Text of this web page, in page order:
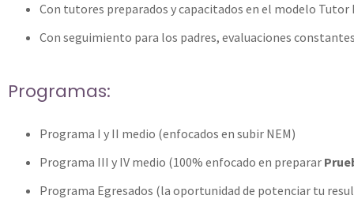
Con tutores preparados y capacitados en el modelo
Con seguimiento para los padres, evaluaciones
Programas:
Programa I y II medio (enfocados en subir NEM)
Programa III y IV medio (100% enfocado en preparar
Programa Egresados (la oportunidad de potenciar tu